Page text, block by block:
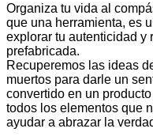
Organiza tu vida al
que una herramienta, es
explorar tu autenticidad y
prefabricada.
Recuperemos las ideas
muertos para darle un
convertido en un
todos los elementos que
ayudar a abrazar la